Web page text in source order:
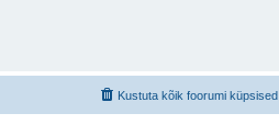
Kustuta kõik foorumi küpsised